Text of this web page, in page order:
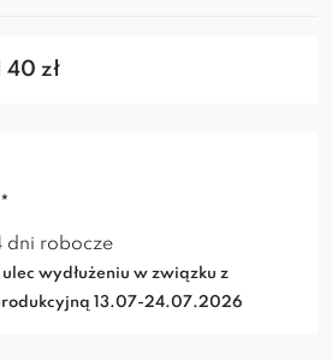
40 zł
dni robocze
wydłużeniu w związku z
13.07-24.07.2026